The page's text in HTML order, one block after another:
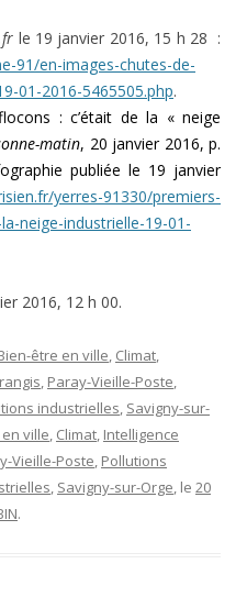
le 19 janvier 2016, 15 h 28 :
91/en-images-chutes-de-
01-2016-5465505.php.
: c’était de la « neige
matin, 20 janvier 2016, p.
publiée le 19 janvier
yerres-91330/premiers-
neige-industrielle-19-01-
2016, 12 h 00.
être en ville, Climat,
, Paray-Vieille-Poste,
industrielles, Savigny-sur-
ville, Climat, Intelligence
Vieille-Poste, Pollutions
, Savigny-sur-Orge, le 20
.